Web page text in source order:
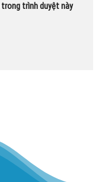
trình duyệt này